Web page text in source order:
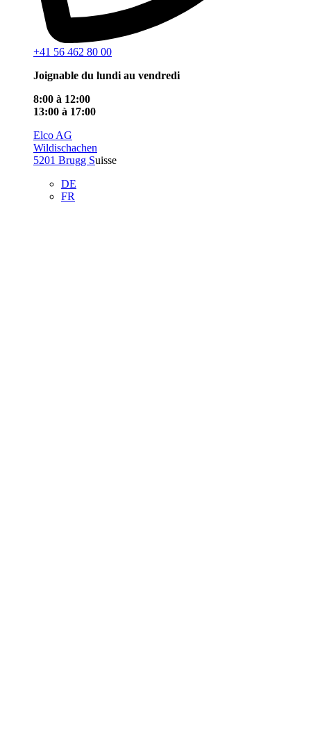
+41 56 462 80 00
Joignable du lundi au vendredi
8:00 à 12:00
13:00 à 17:00
Elco AG
Wildischachen
5201 Brugg Suisse
DE
FR